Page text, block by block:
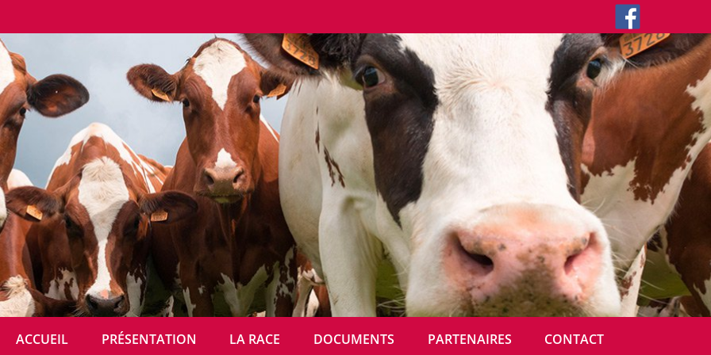
ACCUEIL PRÉSENTATION LA RACE DOCUMENTS PARTENAIRES CONTACT